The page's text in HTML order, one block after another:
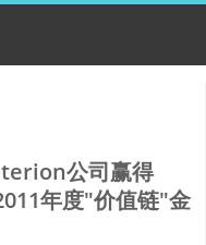
公司赢得
年度"价值链"金